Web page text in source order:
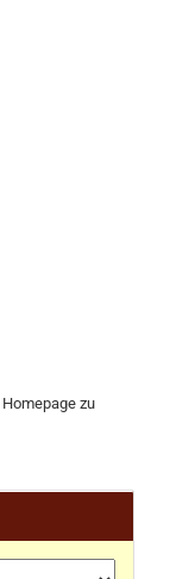
Homepage zu